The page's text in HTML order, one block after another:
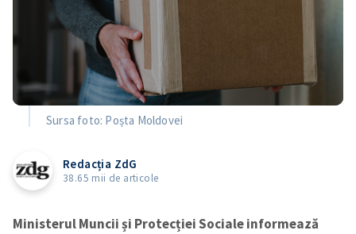
Sursa foto: Poșta Moldovei
Redacția ZdG
38.65 mii de articole
Ministerul Muncii și Protecției Sociale informează